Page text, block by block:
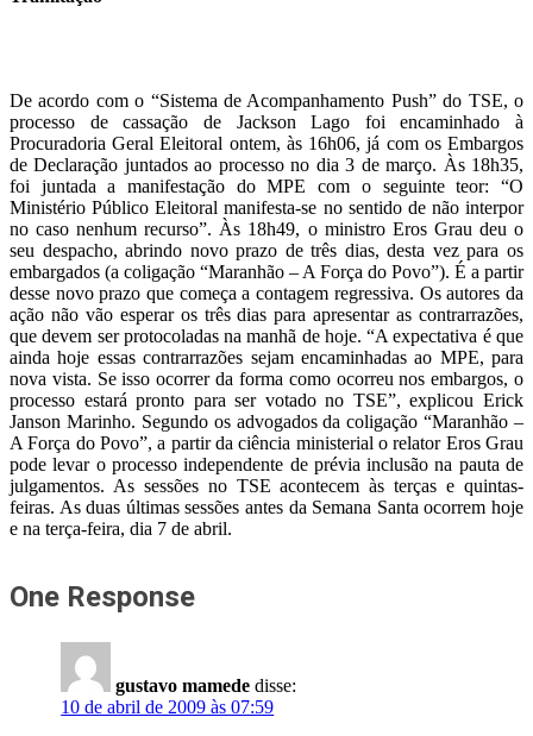
De acordo com o “Sistema de Acompanhamento Push” do TSE, o
processo de cassação de Jackson Lago foi encaminhado à
Procuradoria Geral Eleitoral ontem, às 16h06, já com os Embargos
de Declaração juntados ao processo no dia 3 de março. Às 18h35,
foi juntada a manifestação do MPE com o seguinte teor: “O
Ministério Público Eleitoral manifesta-se no sentido de não interpor
no caso nenhum recurso”. Às 18h49, o ministro Eros Grau deu o
seu despacho, abrindo novo prazo de três dias, desta vez para os
embargados (a coligação “Maranhão – A Força do Povo”). É a partir
desse novo prazo que começa a contagem regressiva. Os autores da
ação não vão esperar os três dias para apresentar as contrarrazões,
que devem ser protocoladas na manhã de hoje. “A expectativa é que
ainda hoje essas contrarrazões sejam encaminhadas ao MPE, para
nova vista. Se isso ocorrer da forma como ocorreu nos embargos, o
processo estará pronto para ser votado no TSE”, explicou Erick
Janson Marinho. Segundo os advogados da coligação “Maranhão –
A Força do Povo”, a partir da ciência ministerial o relator Eros Grau
pode levar o processo independente de prévia inclusão na pauta de
julgamentos. As sessões no TSE acontecem às terças e quintas-
feiras. As duas últimas sessões antes da Semana Santa ocorrem hoje
e na terça-feira, dia 7 de abril.
One Response
gustavo mamede disse:
10 de abril de 2009 às 07:59